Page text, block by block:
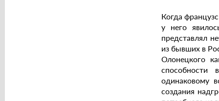
Когда
у него
представлял
из бывших в
Олонецкого
способности
одинаковому
создания